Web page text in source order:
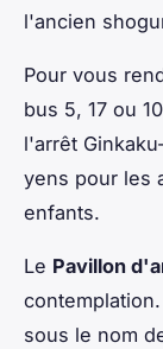
l'ancien
Pour vous
bus 5, 17 ou
l'arrêt
yens pour les
enfants.
Le Pavillon
sous le nom